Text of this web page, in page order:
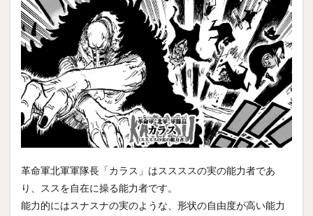
革命軍北軍軍隊長「カラス」はススススの実の能力者であ
り、ススを自在に操る能力者です。
能力的にはスナスナの実のような、形状の自由度が高い能力